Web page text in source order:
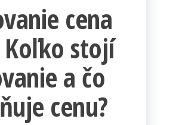
cena
Koľko stojí
a čo
cenu?